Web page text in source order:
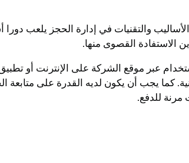
والتقنيات في إدارة الحجز يلعب
الاستفادة القصوى منها.
عبر موقع الشركة على الإنترنت أو
كما يجب أن يكون لديه القدرة على متابعة
مرنة للدفع.